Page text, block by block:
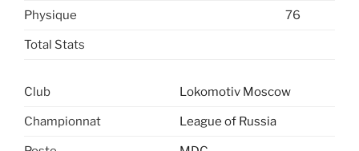
Physique 76
Total Stats
Club Lokomotiv Moscow
Championnat League of Russia